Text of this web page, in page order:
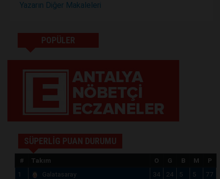
Yazarın Diğer Makaleleri
POPÜLER
SÜPERLİG PUAN DURUMU
# Takım O G B M
P
1
Galatasaray 34 24 5 5
77